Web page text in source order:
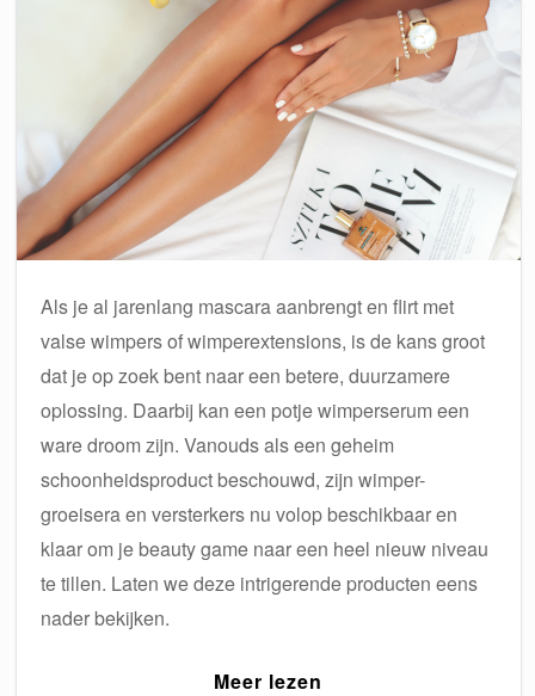
Als je al jarenlang mascara aanbrengt en flirt met
valse wimpers of wimperextensions, is de kans groot
dat je op zoek bent naar een betere, duurzamere
oplossing. Daarbij kan een potje wimperserum een
ware droom zijn. Vanouds als een geheim
schoonheidsproduct beschouwd, zijn wimper-
groeisera en versterkers nu volop beschikbaar en
klaar om je beauty game naar een heel nieuw niveau
te tillen. Laten we deze intrigerende producten eens
nader bekijken.
Meer lezen